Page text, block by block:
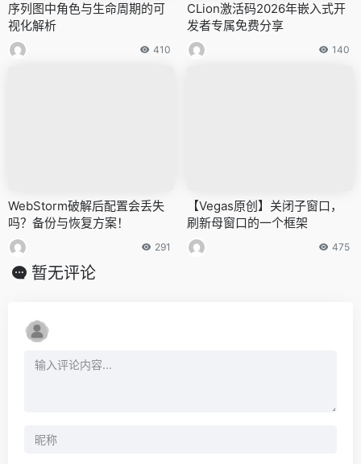
序列图中角色与生命周期的可
视化解析
410
CLion激活码2026年嵌入式开
发者专属免费分享
140
WebStorm破解后配置会丢失
吗？备份与恢复方案！
291
【Vegas原创】关闭子窗口，
刷新母窗口的一个框架
475
暂无评论